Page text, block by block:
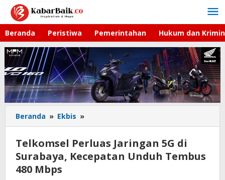
Lewati
konten
Beranda Peristiwa Pemerintahan Hukum dan
Beranda » Ekbis »
Perluas
Jaringan
5G
di
Telkomsel Perluas Jaringan 5G di
Surabaya, Kecepatan Unduh Tembus
480 Mbps